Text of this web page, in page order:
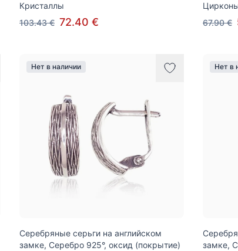
Кристаллы
103.43 € 72.40 €
67.90 €
Нет в наличии
Серебряные серьги на английском
замке, Серебро 925°, оксид (покрытие)
Нет в
замке,